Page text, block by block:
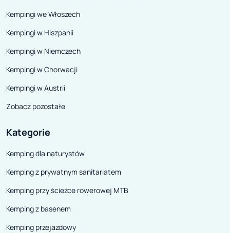
Kempingi we Włoszech
Kempingi w Hiszpanii
Kempingi w Niemczech
Kempingi w Chorwacji
Kempingi w Austrii
Zobacz pozostałe
Kategorie
Kemping dla naturystów
Kemping z prywatnym sanitariatem
Kemping przy ścieżce rowerowej MTB
Kemping z basenem
Kemping przejazdowy